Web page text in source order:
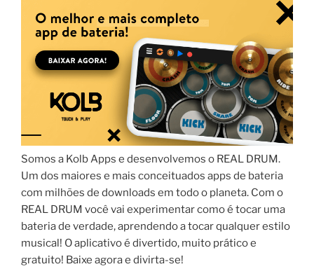
Somos a Kolb Apps e desenvolvemos o REAL DRUM.
Um dos maiores e mais conceituados apps de bateria
com milhões de downloads em todo o planeta. Com o
REAL DRUM você vai experimentar como é tocar uma
bateria de verdade, aprendendo a tocar qualquer estilo
musical! O aplicativo é divertido, muito prático e
gratuito! Baixe agora e divirta-se!